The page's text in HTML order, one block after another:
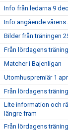
Info från ledarna 9
Info angående vårens
Bilder från träningen
Från lördagens
Matcher i Bajenligan
Utomhuspremiär 1
Från lördagens
Lite information och
längre fram
Från lördagens